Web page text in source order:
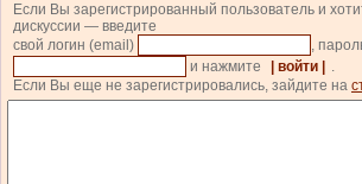
Если Вы зарегистрированный пользователь и
дискуссии — введите
свой логин (email)
,
и нажмите
| войти |
.
Если Вы еще не зарегистрировались, зайдите на